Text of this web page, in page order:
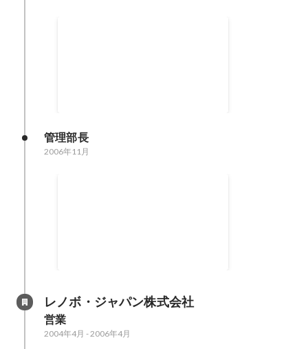
管理部長
2006年11月
レノボ・ジャパン株式会社
営業
2004年4月 -2006年4月